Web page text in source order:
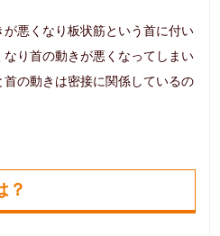
悪くなり板状筋という首に付い
り首の動きが悪くなってしまい
の動きは密接に関係しているの
？